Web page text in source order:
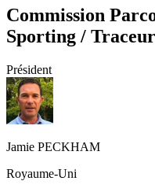
Commission
Sporting /
Président
Jamie PECKHAM
Royaume-Uni